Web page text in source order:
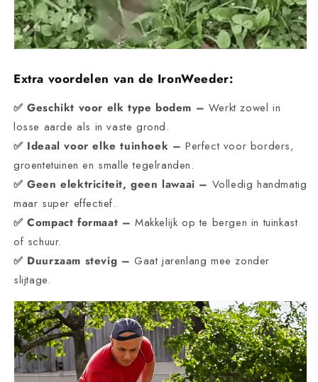
Extra voordelen van de IronWeeder:
✅ Geschikt voor elk type bodem – Werkt zowel in
losse aarde als in vaste grond.
✅ Ideaal voor elke tuinhoek –Perfect voor borders,
groentetuinen en smalle tegelranden.
✅ Geen elektriciteit, geen lawaai – Volledig handmatig
maar super effectief.
✅ Compact formaat – Makkelijk op te bergen in tuinkast
of schuur.
✅ Duurzaam stevig – Gaat jarenlang mee zonder
slijtage.